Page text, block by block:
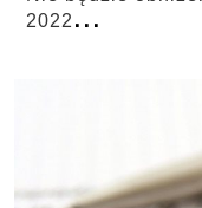
2022 ...